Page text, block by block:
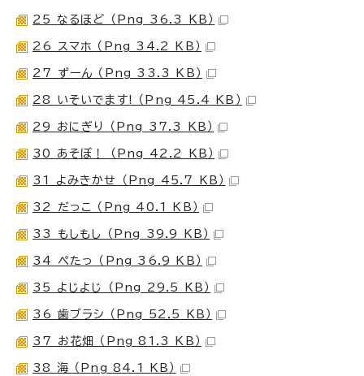
25 なるほど （Png 36.3 KB）
26 スマホ （Png 34.2 KB）
27 ずーん （Png 33.3 KB）
28 いそいでます! （Png 45.4 KB）
29 おにぎり （Png 37.3 KB）
30 あそぼ！ （Png 42.2 KB）
31 よみきかせ （Png 45.7 KB）
32 だっこ （Png 40.1 KB）
33 もしもし （Png 39.9 KB）
34 ぺたっ （Png 36.9 KB）
35 よじよじ （Png 29.5 KB）
36 歯ブラシ （Png 52.5 KB）
37 お花畑 （Png 81.3 KB）
38 海 （Png 84.1 KB）